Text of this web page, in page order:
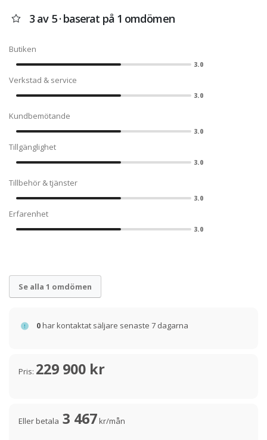
3 av 5 · baserat på 1 omdömen
Butiken
3.0
Verkstad & service
3.0
Kundbemötande
3.0
Tillgänglighet
3.0
Tillbehör & tjänster
3.0
Erfarenhet
3.0
Se alla 1 omdömen
0har kontaktat säljare senaste 7 dagarna
Pris: 229 900 kr
Eller betala 3 467kr/mån